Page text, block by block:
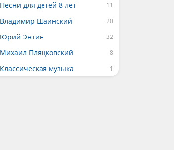
Песни для детей 8 лет
Владимир Шаинский
Юрий Энтин
Михаил Пляцковский
Классическая музыка